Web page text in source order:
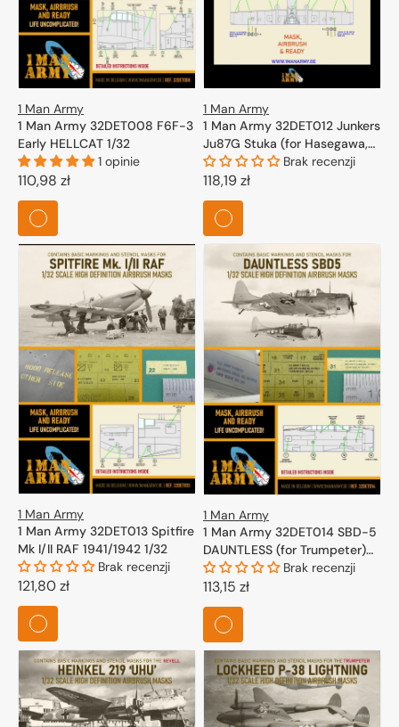
1 Man Army
1 Man Army 32DET008 F6F-3
Early HELLCAT 1/32
1 opinie
Cena
regularna
110,98 zł
1 Man Army
1 Man Army 32DET012 Junkers
Ju87G Stuka (for Hasegawa,
Trumpeter) 1/32Brak recenzji
Cena
regularna
118,19 zł
1 Man Army
1 Man Army 32DET013 Spitfire
Mk I/II RAF 1941/1942 1/32
Brak recenzji
Cena
regularna
121,80 zł
1 Man Army
1 Man Army 32DET014 SBD-5
DAUNTLESS (for Trumpeter)
1/32
Brak recenzji
Cena
regularna
113,15 zł